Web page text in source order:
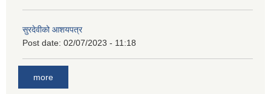
सुरदेवीको आशयपत्र
Post date: 02/07/2023 - 11:18
more